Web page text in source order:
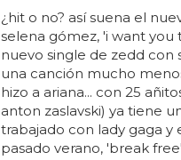
para ponérselo fácil a los
homosexualidad no es un
vemos disfrutar de unas
italiana junto a sunovia,
imágenes como pareja,
oficialmente fuera del
cariñosas en las playas de
homosexualidad, aunque